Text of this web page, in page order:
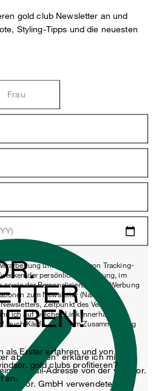
gold club Newsletter an und
Styling-Tipps und die neuesten
Frau
und Nutzung von Tracking-
der persönlichen Beratung, im
sowie der Personalisierung von Werbung
zum Newsletter (Name des
Zeitpunkt des Versands,
ich auf welchen Link innerhalb des
auch Käufe, die ich im Zusammenhang
abonnieren" erkläre ich mich
E-Mail-Adresse von der windsor.
GmbH verwendeten
als Erster erfahren und von
gold clubs profitieren?
an.